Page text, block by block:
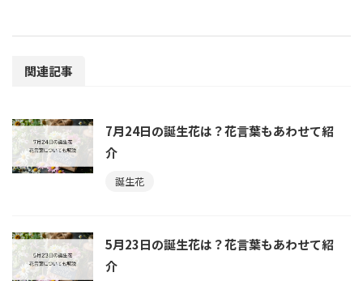
関連記事
7月24日の誕生花は？花言葉もあわせて紹
介
誕生花
5月23日の誕生花は？花言葉もあわせて紹
介